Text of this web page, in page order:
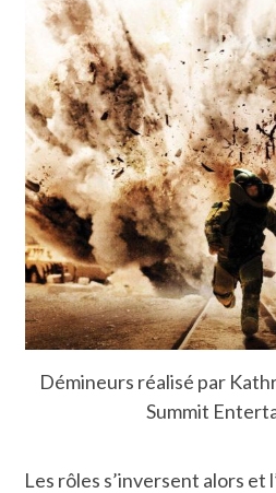
Démineurs réalisé par
Summit
Les rôles s’inversent alors et